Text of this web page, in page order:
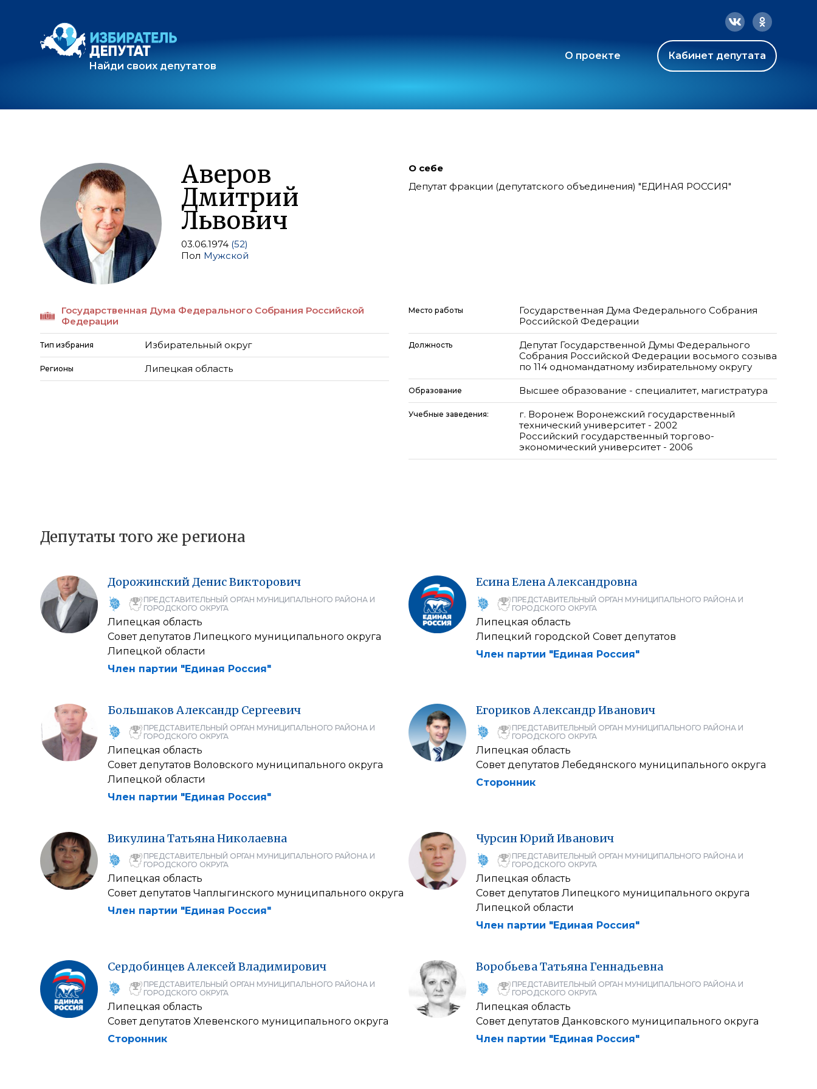
Найди своих депутатов
О проекте Кабинет депутата
Аверов
Дмитрий
Львович
03.06.1974 (52)
Пол Мужской
О себе
Депутат фракции (депутатского объединения) "ЕДИНАЯ РОССИЯ"
Государственная Дума Федерального Собрания Российской
Федерации
Тип избрания Избирательный округ
Регионы Липецкая область
Место работы
Государственная Дума Федерального Собрания
Российской Федерации
Должность
Депутат Государственной Думы Федерального
Собрания Российской Федерации восьмого созыва
по 114 одномандатному избирательному округу
Образование Высшее образование - специалитет, магистратура
Учебные заведения:
г. Воронеж Воронежский государственный
технический университет - 2002
Российский государственный торгово-
экономический университет - 2006
Депутаты того же региона
ДорожинскийДенисВикторович
ПРЕДСТАВИТЕЛЬНЫЙ ОРГАН МУНИЦИПАЛЬНОГО РАЙОНА И
ГОРОДСКОГО ОКРУГА
Липецкая область
Совет депутатов Липецкого муниципального округа
Липецкой области
Член партии "Единая Россия"
ЕсинаЕленаАлександровна
ПРЕДСТАВИТЕЛЬНЫЙ ОРГАН МУНИЦИПАЛЬНОГО РАЙОНА И
ГОРОДСКОГО ОКРУГА
Липецкая область
Липецкий городской Совет депутатов
Член партии "Единая Россия"
Большаков Александр Сергеевич
ПРЕДСТАВИТЕЛЬНЫЙ ОРГАН МУНИЦИПАЛЬНОГО РАЙОНА И
ГОРОДСКОГО ОКРУГА
Липецкая область
Совет депутатов Воловского муниципального округа
Липецкой области
Член партии "Единая Россия"
Егориков Александр Иванович
ПРЕДСТАВИТЕЛЬНЫЙ ОРГАН МУНИЦИПАЛЬНОГО РАЙОНА И
ГОРОДСКОГО ОКРУГА
Липецкая область
Совет депутатов Лебедянского муниципального округа
Сторонник
ВикулинаТатьянаНиколаевна
ПРЕДСТАВИТЕЛЬНЫЙ ОРГАН МУНИЦИПАЛЬНОГО РАЙОНА И
ГОРОДСКОГО ОКРУГА
Липецкая область
Совет депутатов Чаплыгинского муниципального округа
Член партии "Единая Россия"
ЧурсинЮрийИванович
ПРЕДСТАВИТЕЛЬНЫЙ ОРГАН МУНИЦИПАЛЬНОГО РАЙОНА И
ГОРОДСКОГО ОКРУГА
Липецкая область
Совет депутатов Липецкого муниципального округа
Липецкой области
Член партии "Единая Россия"
Сердобинцев АлексейВладимирович
ПРЕДСТАВИТЕЛЬНЫЙ ОРГАН МУНИЦИПАЛЬНОГО РАЙОНА И
ГОРОДСКОГО ОКРУГА
Липецкая область
Совет депутатов Хлевенского муниципального округа
Сторонник
ВоробьеваТатьяна Геннадьевна
ПРЕДСТАВИТЕЛЬНЫЙ ОРГАН МУНИЦИПАЛЬНОГО РАЙОНА И
ГОРОДСКОГО ОКРУГА
Липецкая область
Совет депутатов Данковского муниципального округа
Член партии "Единая Россия"